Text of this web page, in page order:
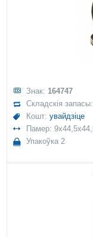
Знак: 164747
Складскія
Кошт:увайдзіце
Памер:
Упакоўка 2